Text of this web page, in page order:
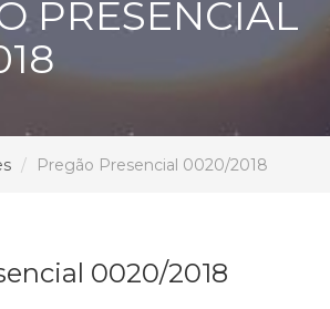
PRESENCIAL
Pregão Presencial 0020/2018
0020/2018